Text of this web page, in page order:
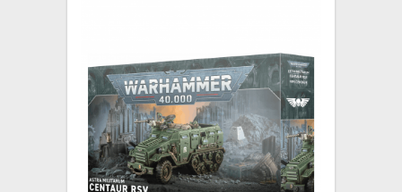
XZONE CLUB